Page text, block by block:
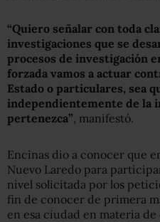
“Quiero señalar con toda
investigaciones que se
procesos de investigación
forzada vamos a actuar
Estado o particulares, sea
independientemente de la
pertenezca” , manifestó.
Encinas dio a conocer que
Nuevo Laredo para
nivel solicitada por los
fin de conocer de primera
en esa ciudad en materia